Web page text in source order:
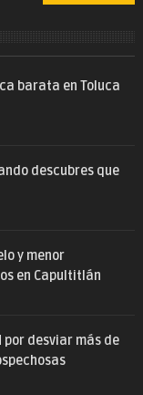
barata en Toluca
descubres que
y menor
en Capultitlán
por desviar más de